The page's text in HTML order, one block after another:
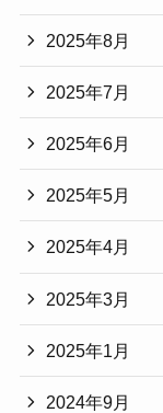
2025年8月
2025年7月
2025年6月
2025年5月
2025年4月
2025年3月
2025年1月
2024年9月